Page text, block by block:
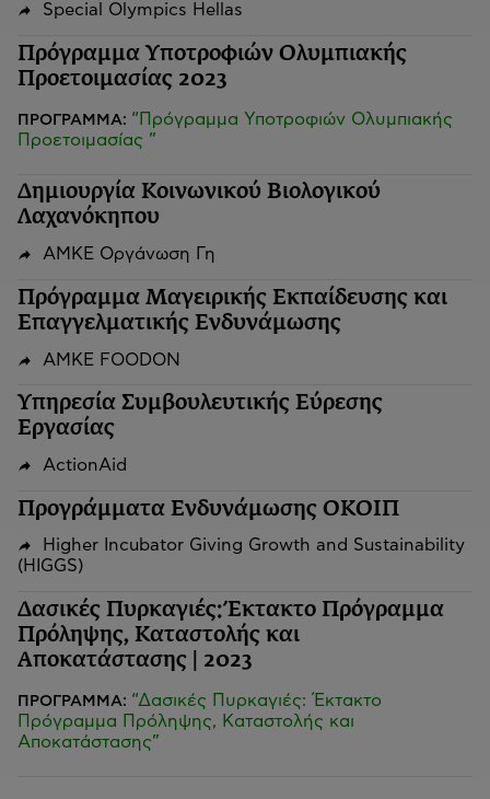
Special Olympics Hellas
Πρόγραμμα Υποτροφιών Ολυμπιακής
Προετοιμασίας 2023
ΠΡΟΓΡΑΜΜΑ: “Πρόγραμμα Υποτροφιών Ολυμπιακής
Προετοιμασίας ”
Δημιουργία Κοινωνικού Βιολογικού
Λαχανόκηπου
ΑΜΚΕ Οργάνωση Γη
Πρόγραμμα Μαγειρικής Εκπαίδευσης και
Επαγγελματικής Ενδυνάμωσης
ΑΜΚΕ FOODON
Υπηρεσία Συμβουλευτικής Εύρεσης
Εργασίας
ActionAid
Προγράμματα Ενδυνάμωσης ΟΚΟΙΠ
Higher Incubator Giving Growth and Sustainability
(HIGGS)
Δασικές Πυρκαγιές: Έκτακτο Πρόγραμμα
Πρόληψης, Καταστολής και
Αποκατάστασης | 2023
ΠΡΟΓΡΑΜΜΑ: “Δασικές Πυρκαγιές: Έκτακτο
Πρόγραμμα Πρόληψης, Καταστολής και
Αποκατάστασης”